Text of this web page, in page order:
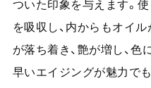
ついた印象を与えます。
を吸収し、内からもオイ
が落ち着き、艶が増し、
早いエイジングが魅力でも